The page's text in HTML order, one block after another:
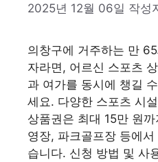
2025년 12월 06일 작성
의창구에 거주하는 만
자라면, 어르신 스포츠
과 여가를 동시에 챙길
세요. 다양한 스포츠 시
상품권은 최대 15만 원
영장, 파크골프장 등에
습니다. 신청 방법 및 사